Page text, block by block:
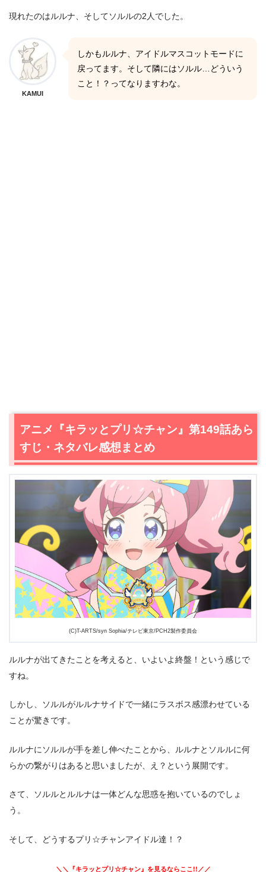
現れたのはルルナ、そしてソルルの2人でした。
KAMUI
しかもルルナ、アイドルマスコットモードに
戻ってます。そして隣にはソルル…どういう
こと！？ってなりますわな。
アニメ『キラッとプリ☆チャン』第149話あら
すじ・ネタバレ感想まとめ
(C)T-ARTS/syn Sophia/テレビ東京/PCH2製作委員会
ルルナが出てきたことを考えると、いよいよ終盤！という感じで
すね。
しかし、ソルルがルルナサイドで一緒にラスボス感漂わせている
ことが驚きです。
ルルナにソルルが手を差し伸べたことから、ルルナとソルルに何
らかの繋がりはあると思いましたが、え？という展開です。
さて、ソルルとルルナは一体どんな思惑を抱いているのでしょ
う。
そして、どうするプリ☆チャンアイドル達！？
＼＼『キラッとプリ☆チャン』を見るならここ!!／／